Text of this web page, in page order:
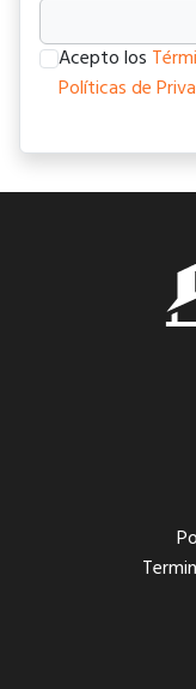
Acepto los
Políticas de